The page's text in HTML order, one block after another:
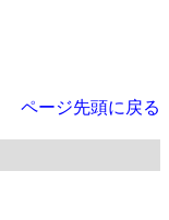
ページ先頭に戻る